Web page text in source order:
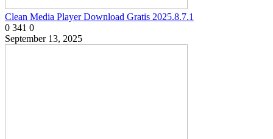
Clean Media Player Download Gratis 2025.8.7.1
0 341 0
September 13, 2025